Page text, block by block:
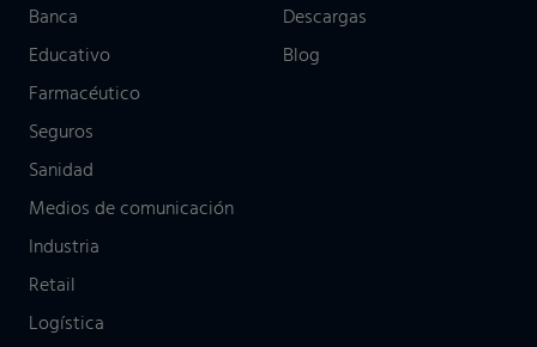
Banca
Educativo
Farmacéutico
Seguros
Sanidad
Medios de comunicación
Industria
Retail
Logística
Descargas
Blog